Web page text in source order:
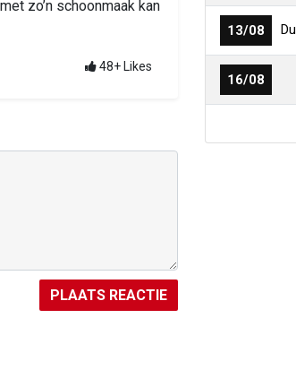
zo’n schoonmaak kan
48+ Likes
PLAATS REACTIE
13/08
16/08